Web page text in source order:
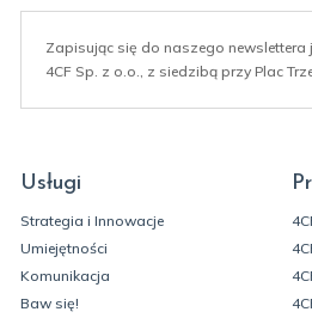
Zapisując się do naszego
4CF Sp. z o.o., z siedzibą przy Plac
Usługi
Strategia i Innowacje
Umiejętności
Komunikacja
Baw się!